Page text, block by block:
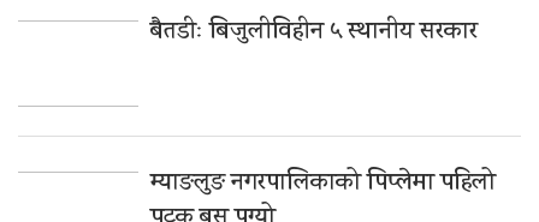
बैतडीः बिजुलीविहीन ५ स्थानीय सरकार
म्याङलुङ नगरपालिकाको पिप्लेमा पहिलो